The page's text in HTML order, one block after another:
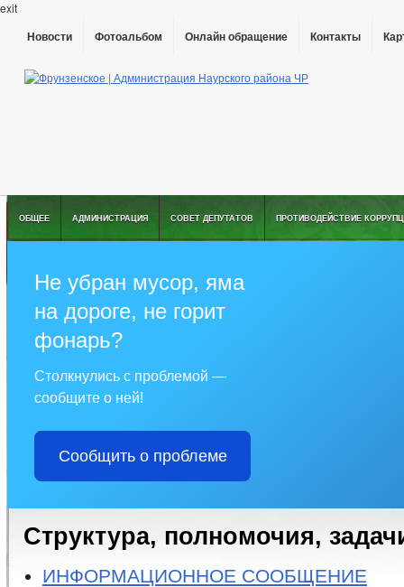
exit
Новости Фотоальбом Онлайн обращение Контакты
ОБЩЕЕ АДМИНИСТРАЦИЯ СОВЕТ ДЕПУТАТОВ ПРОТИВОДЕЙСТВИЕ
Не убран мусор, яма
на дороге, не горит
фонарь?
Столкнулись с проблемой —
сообщите о ней!
Сообщить о проблеме
Структура, полномочия,
ИНФОРМАЦИОННОЕ СООБЩЕНИЕ